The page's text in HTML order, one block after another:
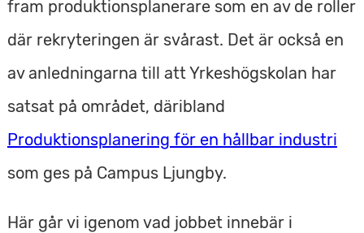
fram produktionsplanerare som en av de roller
där rekryteringen är svårast. Det är också en
av anledningarna till att Yrkeshögskolan har
satsat på området, däribland
Produktionsplanering för en hållbar industri
som ges på Campus Ljungby.
Här går vi igenom vad jobbet innebär i